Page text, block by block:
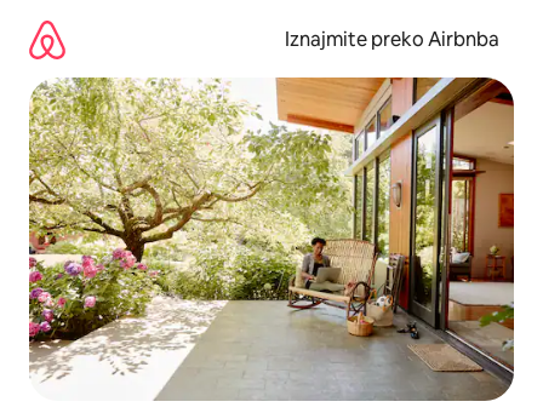
sadržaj
Iznajmite preko Airbnba